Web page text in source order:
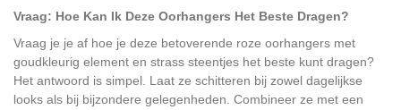
Vraag: Hoe Kan Ik Deze Oorhangers Het Beste Dragen?
Vraag je je af hoe je deze betoverende roze oorhangers met
goudkleurig element en strass steentjes het beste kunt dragen?
Het antwoord is simpel. Laat ze schitteren bij zowel dagelijkse
looks als bij bijzondere gelegenheden. Combineer ze met een